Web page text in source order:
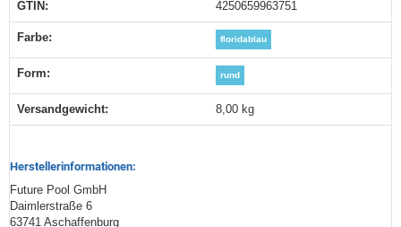
GTIN: 4250659963751
Farbe‍: floridablau
Form‍: rund
Versandgewicht‍: 8,00 kg
Herstellerinformationen:
Future Pool GmbH
Daimlerstraße 6
63741 Aschaffenburg